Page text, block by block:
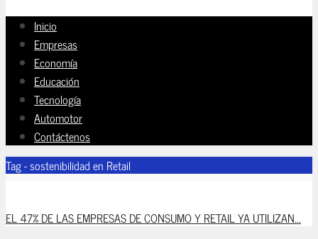
Inicio
Empresas
Economía
Educación
Tecnología
Automotor
Contáctenos
Tag - sostenibilidad en Retail
EL 47% DE LAS EMPRESAS DE CONSUMO Y RETAIL YA UTILIZAN...